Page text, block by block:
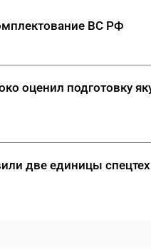
ВС РФ
оценил подготовку
две единицы